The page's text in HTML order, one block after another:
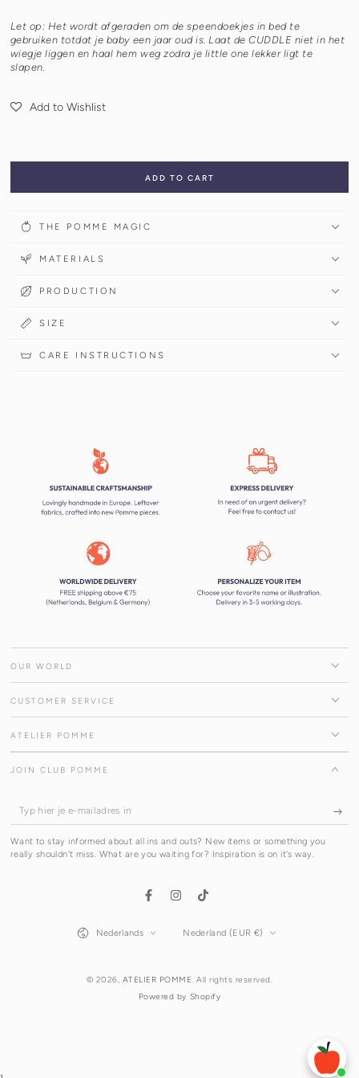
Let op: Het wordt afgeraden om de speendoekjes in bed te
gebruiken totdat je baby een jaar oud is. Laat de CUDDLE niet in het
wiegje liggen en haal hem weg zodra je little one lekker ligt te
slapen.
Add to Wishlist
ADD TO CART
THE POMME MAGIC
MATERIALS
PRODUCTION
SIZE
CARE INSTRUCTIONS
OUR WORLD
CUSTOMER SERVICE
ATELIER POMME
JOIN CLUB POMME
Typ
je
Want to stay informed about all ins and outs? New items or something you
really shouldn't miss. What are you waiting for? Inspiration is on it's way.
FacebookInstagram
TikTok
© 2026, ATELIER POMME. All rights reserved.
Powered by Shopify
Nederlands Nederland (EUR €)